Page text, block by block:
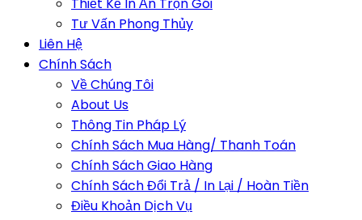
Thiết Kế In Ấn Trọn Gói
Tư Vấn Phong Thủy
Liên Hệ
Chính Sách
Về Chúng Tôi
About Us
Thông Tin Pháp Lý
Chính Sách Mua Hàng/ Thanh Toán
Chính Sách Giao Hàng
Chính Sách Đổi Trả / In Lại / Hoàn Tiền
Điều Khoản Dịch Vụ